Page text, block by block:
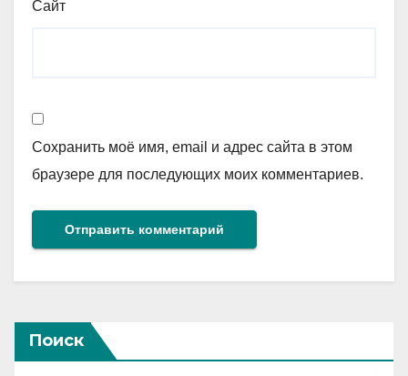
Сайт
Сохранить моё имя, email и адрес сайта в этом
браузере для последующих моих комментариев.
Поиск